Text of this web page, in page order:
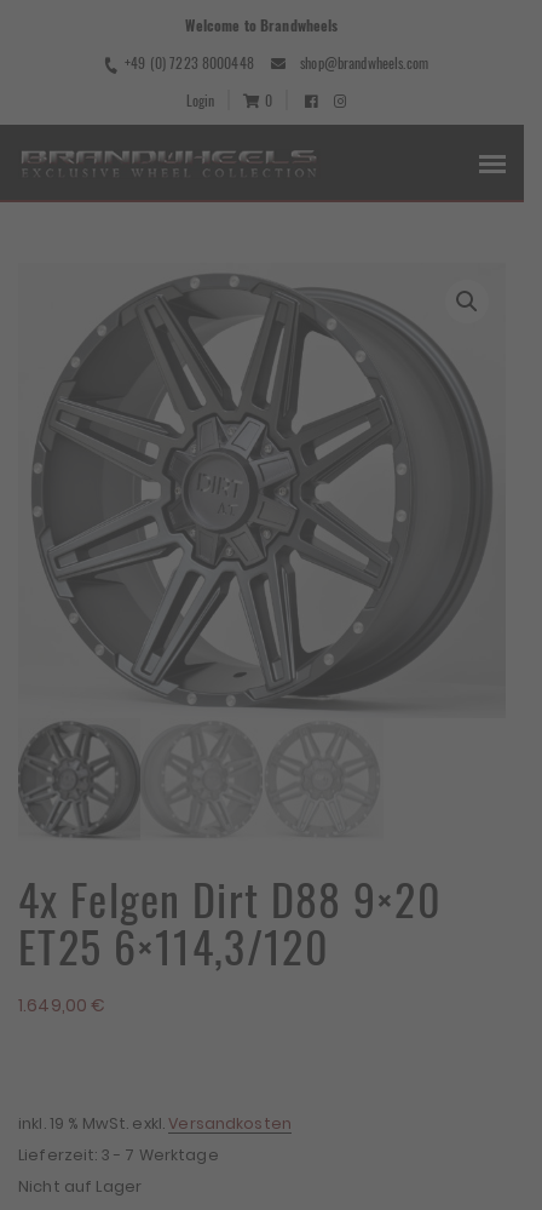
Welcome to Brandwheels
+49 (0) 7223 8000448
shop@brandwheels.com
Login
0
4x Felgen Dirt D88 9×20
ET25 6×114,3/120
1.649,00 €
inkl. 19 % MwSt. exkl.Versandkosten
Lieferzeit: 3 - 7 Werktage
Nicht auf Lager